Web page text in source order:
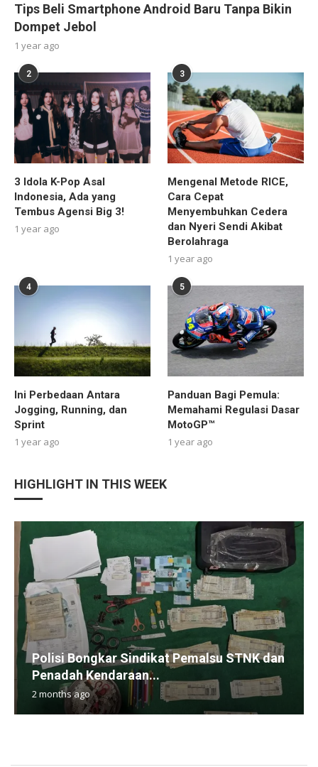
Tips Beli Smartphone Android Baru Tanpa Bikin
Dompet Jebol
1 year ago
2
3 Idola K-Pop Asal
Indonesia, Ada yang
Tembus Agensi Big 3!
1 year ago
3
Mengenal Metode RICE,
Cara Cepat
Menyembuhkan Cedera
dan Nyeri Sendi Akibat
Berolahraga
1 year ago
4
Ini Perbedaan Antara
Jogging, Running, dan
Sprint
1 year ago
5
Panduan Bagi Pemula:
Memahami Regulasi Dasar
MotoGP™
1 year ago
HIGHLIGHT IN THIS WEEK
Polisi Bongkar Sindikat Pemalsu STNK dan
Penadah Kendaraan...
2 months ago